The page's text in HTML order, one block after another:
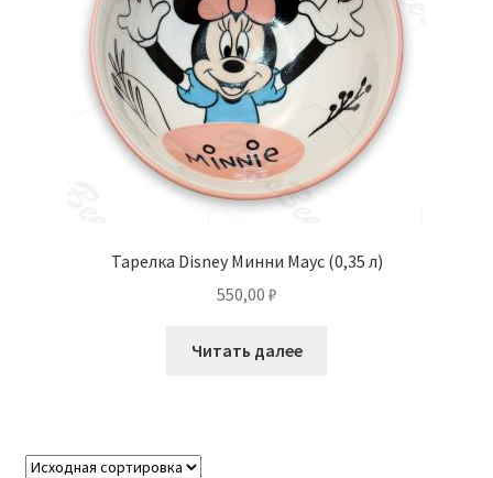
Тарелка Disney Минни Маус (0,35 л)
550,00 ₽
Читать далее